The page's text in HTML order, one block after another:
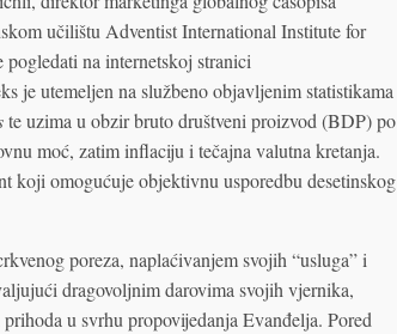
učilištu Adventist International Institute for
na internetskoj stranici
je utemeljen na službeno objavljenim statistikama
te uzima u obzir bruto društveni proizvod (BDP) po
moć, zatim inflaciju i tečajna valutna kretanja.
koji omogućuje objektivnu usporedbu desetinskog
poreza, naplaćivanjem svojih “usluga” i
dragovoljnim darovima svojih vjernika,
u svrhu propovijedanja Evanđelja. Pored